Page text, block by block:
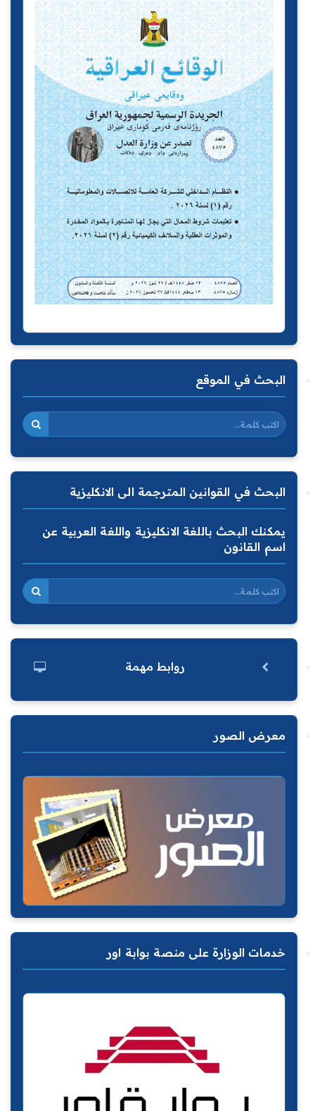
البحث في الموقع
البحث في القوانين المترجمة الى الانكليزية
يمكنك البحث باللغة الانكليزية واللغة العربية عن
اسم القانون
روابط مهمة
معرض الصور
خدمات الوزارة على منصة بوابة اور